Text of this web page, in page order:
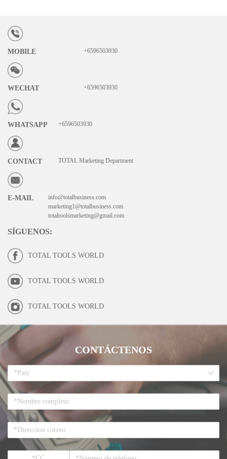
MOBILE +6596503930
WECHAT +6596503930
WHATSAPP +6596503930
CONTACT TOTAL Marketing Department
E-MAIL
info@totalbusiness.com
marketing1@totalbusiness.com
totaltoolsmarketing@gmail.com
SÍGUENOS:
TOTAL TOOLS WORLD
TOTAL TOOLS WORLD
TOTAL TOOLS WORLD
CONTÁCTENOS
*País